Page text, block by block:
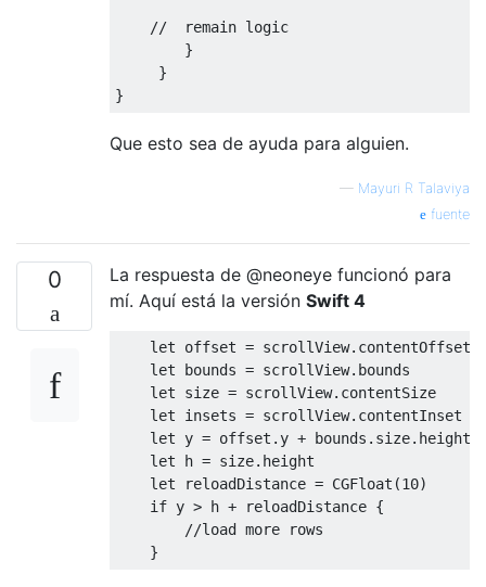
//  remain logic
}
}
}
Que esto sea de ayuda para alguien.
— Mayuri R Talaviya
fuente
0
La respuesta de @neoneye funcionó para
mí. Aquí está la versión Swift 4
let offset = scrollView. contentOffset
let bounds = scrollView. bounds
let size = scrollView. contentSize
let insets = scrollView. contentInset
let y = offset . y + bounds . size. height
let h = size. height
let reloadDistance = CGFloat (10)
if y > h + reloadDistance {
//load more rows
}